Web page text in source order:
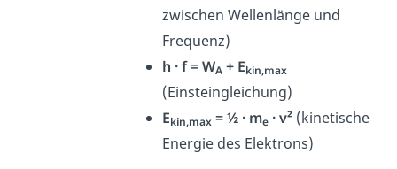
zwischen Wellenlänge und
Frequenz)
h · f = WA + Ekin,max
(Einsteingleichung)
Ekin,max = ½ · me · v² (kinetische
Energie des Elektrons)